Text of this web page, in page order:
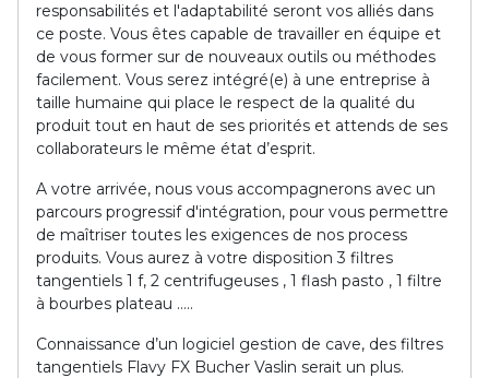
responsabilités et l'adaptabilité seront vos alliés dans
ce poste. Vous êtes capable de travailler en équipe et
de vous former sur de nouveaux outils ou méthodes
facilement. Vous serez intégré(e) à une entreprise à
taille humaine qui place le respect de la qualité du
produit tout en haut de ses priorités et attends de ses
collaborateurs le même état d’esprit.
A votre arrivée, nous vous accompagnerons avec un
parcours progressif d'intégration, pour vous permettre
de maîtriser toutes les exigences de nos process
produits. Vous aurez à votre disposition 3 filtres
tangentiels 1 f, 2 centrifugeuses , 1 flash pasto , 1 filtre
à bourbes plateau …..
Connaissance d’un logiciel gestion de cave, des filtres
tangentiels Flavy FX Bucher Vaslin serait un plus.